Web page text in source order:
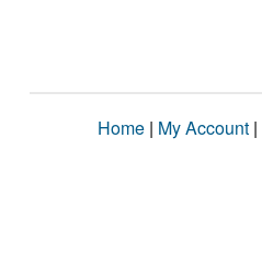
Home | My Account |